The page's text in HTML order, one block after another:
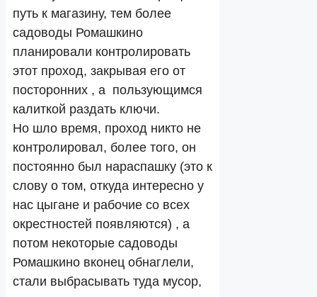
путь к магазину, тем более
садоводы Ромашкино
планировали контролировать
этот проход, закрывая его от
посторонних , а пользующимся
калиткой раздать ключи.
Но шло время, проход никто не
контролировал, более того, он
постоянно был нараспашку (это к
слову о том, откуда интересно у
нас цыгане и рабочие со всех
окрестностей появляются) , а
потом некоторые садоводы
Ромашкино вконец обнаглели,
стали выбрасывать туда мусор,